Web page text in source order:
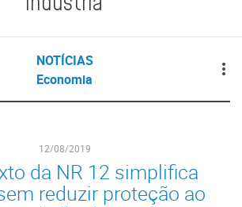
NOTÍCIAS
Economia
12/08/2019
da NR 12 simplifica
reduzir proteção ao